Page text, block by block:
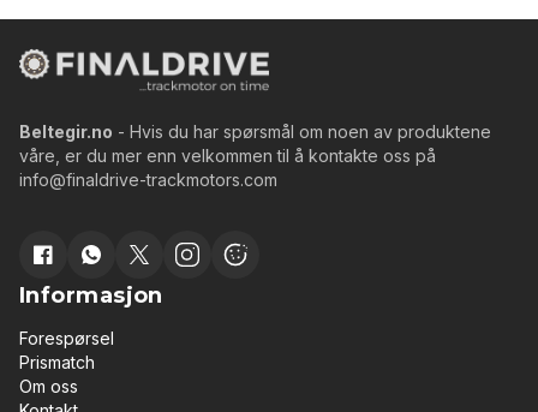
Beltegir.no - Hvis du har spørsmål om noen av produktene
våre, er du mer enn velkommen til å kontakte oss på
info@finaldrive-trackmotors.com
Informasjon
Forespørsel
Prismatch
Om oss